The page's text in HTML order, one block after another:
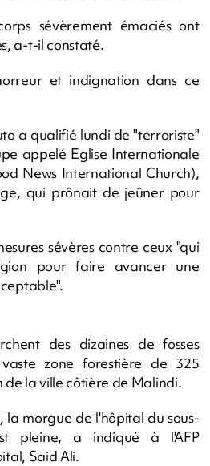
sévèrement émaciés ont
a-t-il constaté.
et indignation dans ce
a qualifié lundi de "terroriste"
appelé Eglise Internationale
News International Church),
qui prônait de jeûner pour
sévères contre ceux "qui
pour faire avancer une
des dizaines de fosses
zone forestière de 325
de la ville côtière de Malindi.
la morgue de l'hôpital du sous-
pleine, a indiqué à l'AFP
Said Ali.